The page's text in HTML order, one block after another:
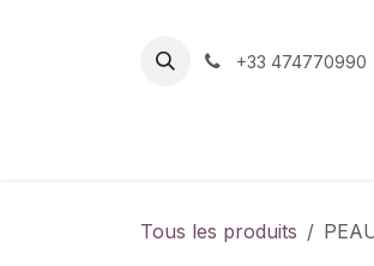
+33 474770990
Tous les produits